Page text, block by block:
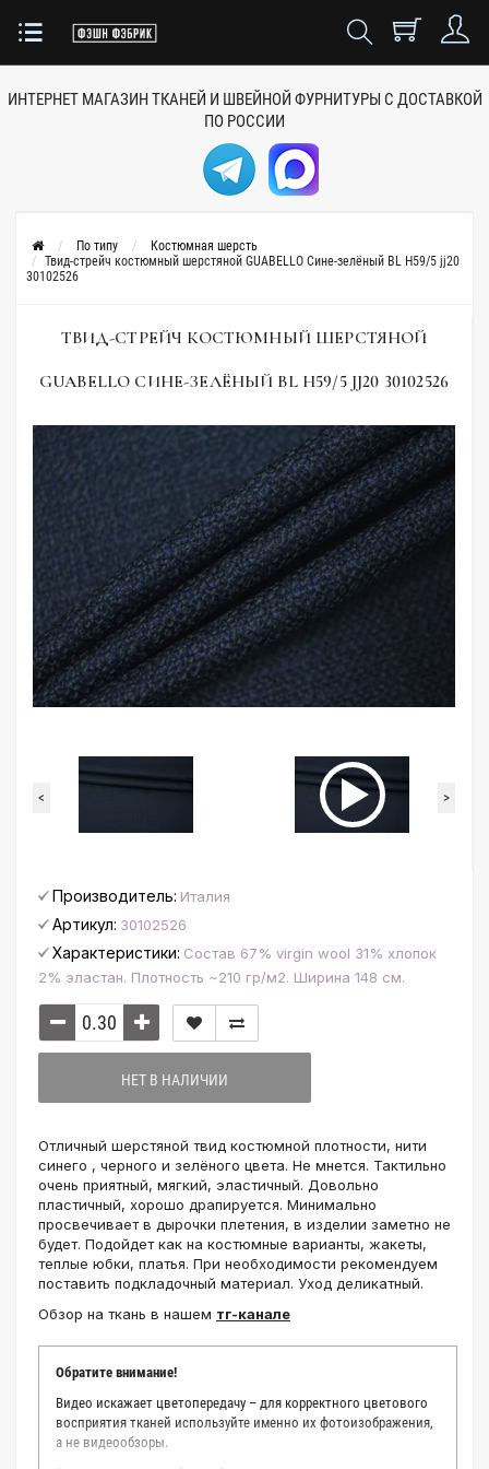
ИНТЕРНЕТ МАГАЗИН ТКАНЕЙ И ШВЕЙНОЙ ФУРНИТУРЫ С ДОСТАВКОЙ
ПО РОССИИ
По типу
Костюмная шерсть
Твид-стрейч костюмный шерстяной GUABELLO Сине-зелёный BL H59/5 jj20
30102526
ТВИД-СТРЕЙЧ КОСТЮМНЫЙ ШЕРСТЯНОЙ
GUABELLO СИНЕ-ЗЕЛЁНЫЙ BL H59/5 JJ20 30102526
< >
Производитель: Италия
Артикул: 30102526
Характеристики: Состав 67% virgin wool 31% хлопок
2% эластан. Плотность ~210 гр/м2. Ширина 148 см.
НЕТ В НАЛИЧИИ
Отличный шерстяной твид костюмной плотности, нити
синего , черного и зелёного цвета. Не мнется. Тактильно
очень приятный, мягкий, эластичный. Довольно
пластичный, хорошо драпируется. Минимально
просвечивает в дырочки плетения, в изделии заметно не
будет. Подойдет как на костюмные варианты, жакеты,
теплые юбки, платья. При необходимости рекомендуем
поставить подкладочный материал. Уход деликатный.
Обзор на ткань в нашем тг-канале
Обратите внимание!
Видео искажает цветопередачу – для корректного цветового
восприятия тканей используйте именно их фотоизображения,
а не видеообзоры.